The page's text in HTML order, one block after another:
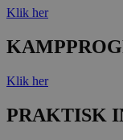
Klik her
Klik her
PRAKTISK